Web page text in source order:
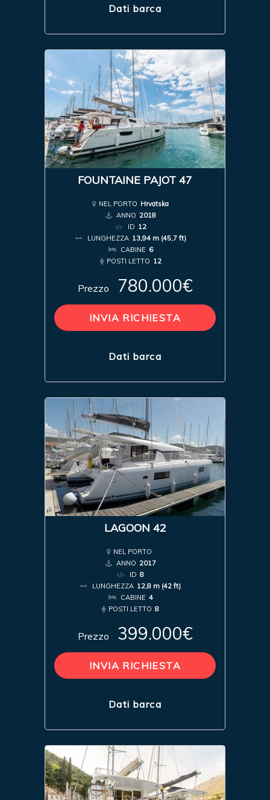
Dati barca
FOUNTAINE PAJOT 47
NEL PORTO Hrvatska
ANNO 2018
ID 12
LUNGHEZZA 13,94 m (45,7 ft)
CABINE 6
POSTI LETTO 12
Prezzo 780.000€
INVIA RICHIESTA
Dati barca
LAGOON 42
NEL PORTO
ANNO 2017
ID 8
LUNGHEZZA 12,8 m (42 ft)
CABINE 4
POSTI LETTO 8
Prezzo 399.000€
INVIA RICHIESTA
Dati barca